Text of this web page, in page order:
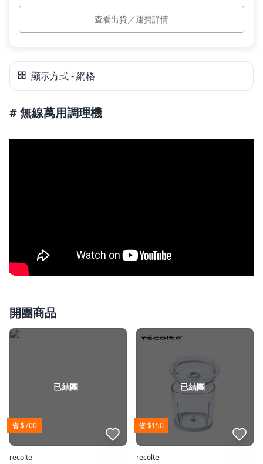
免運專區
本島運費
$0
訂單付款完成後 5 個工作日內依訂單順序出貨。
查看出貨／運費詳情
顯示方式 - 網格
# 無線萬用調理機
開團商品
省 $700
已結團
recolte
省 $150
已結團
點我收藏
recolte